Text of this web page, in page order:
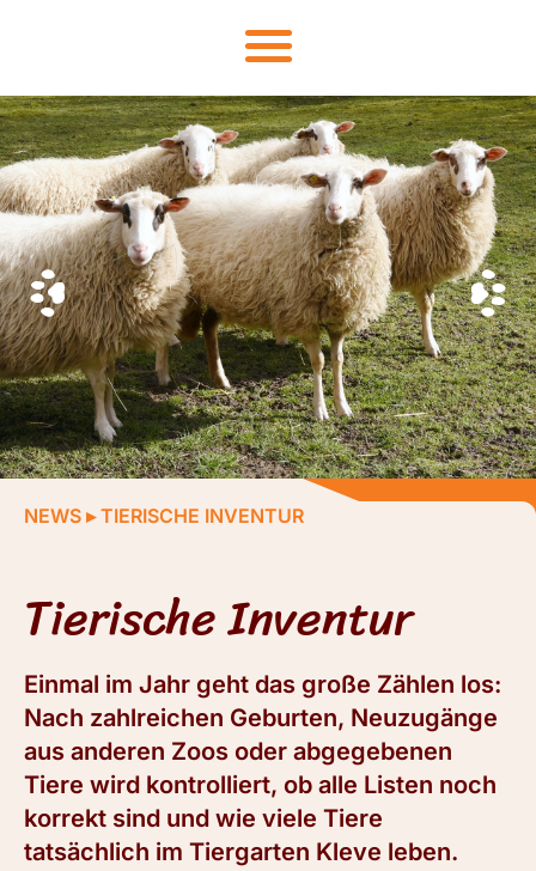
NEWS ▸TIERISCHE INVENTUR
Tierische Inventur
Einmal im Jahr geht das große Zählen los:
Nach zahlreichen Geburten, Neuzugänge
aus anderen Zoos oder abgegebenen
Tiere wird kontrolliert, ob alle Listen noch
korrekt sind und wie viele Tiere
tatsächlich im Tiergarten Kleve leben.